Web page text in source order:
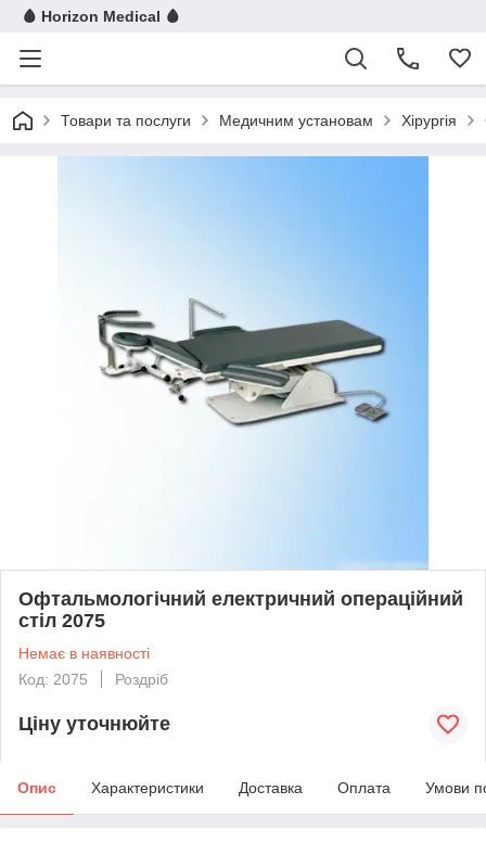
🩸 Horizon Medical 🩸
Товари та послуги Медичним установам Хірургія
Офтальмологічний електричний операційний
стіл 2075
Немає в наявності
Код: 2075
Роздріб
Ціну уточнюйте
Опис Характеристики Доставка Оплата Умови